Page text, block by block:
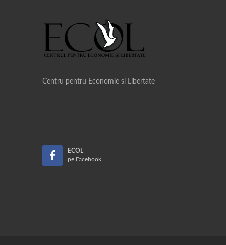
Centru pentru Economie si Libertate
ECOL
pe Facebook